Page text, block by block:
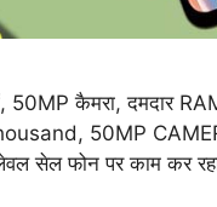
50MP कैमरा, दमदार
50MP
सेल फोन पर काम कर